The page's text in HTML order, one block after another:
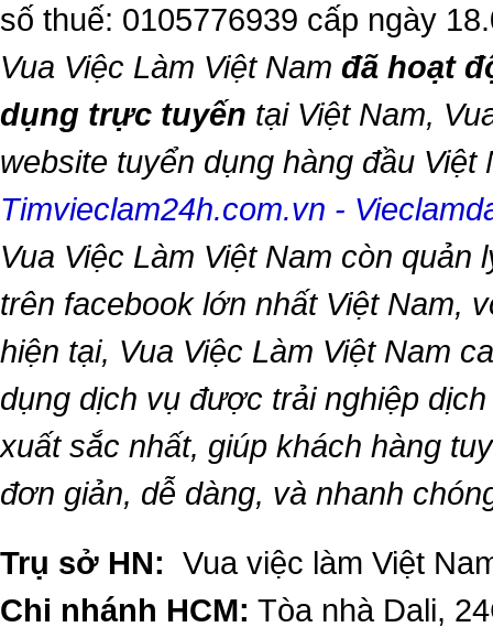
số thuế: 0105776939 cấp ngày
Vua Việc Làm Việt Nam đã hoạt
dụng trực tuyến tại Việt Nam,
website tuyển dụng hàng đầu
Timvieclam24h.com.vn -
Vua Việc Làm Việt Nam còn quản
trên facebook lớn nhất Việt Nam,
hiện tại, Vua Việc Làm Việt Nam
dụng dịch vụ được trải nghiệp
xuất sắc nhất, giúp khách hàng
đơn giản, dễ dàng, và nhanh
Trụ sở HN: Vua việc làm Việt
Chi nhánh HCM: Tòa nhà Dali,